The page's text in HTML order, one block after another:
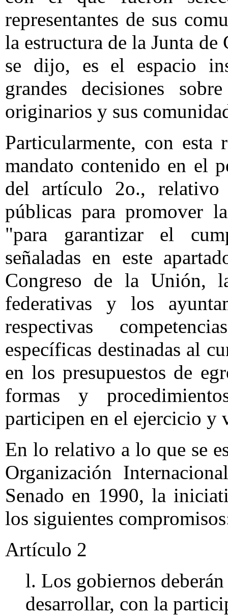
representantes de sus
la estructura de la Junta
se dijo, es el espacio
grandes decisiones
originarios y sus
Particularmente, con
mandato contenido en el
del artículo 2o., relativo
públicas para promover
"para garantizar el
señaladas en este
Congreso de la Unión,
federativas y los
respectivas
específicas destinadas al
en los presupuestos de
formas y
participen en el ejercicio y
En lo relativo a lo que se
Organización
Senado en 1990, la
los siguientes
Artículo 2
l. Los gobiernos
desarrollar, con la